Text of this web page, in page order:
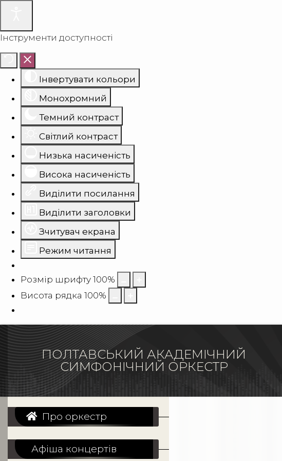
Інструменти доступності
Інвертувати кольори
Монохромний
Темний контраст
Світлий контраст
Низька насиченість
Висока насиченість
Виділити посилання
Виділити заголовки
Зчитувач екрана
Режим читання
Розмір шрифту 100%
Висота рядка 100%
ПОЛТАВСЬКИЙ АКАДЕМІЧНИЙ
СИМФОНІЧНИЙ ОРКЕСТР
Про оркестр
Афіша концертів